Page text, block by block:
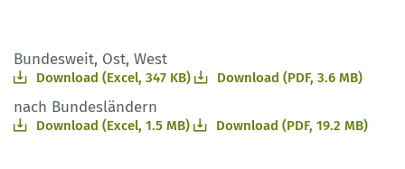
Bundesweit, Ost, West
Download (Excel, 347 KB) Download (PDF, 3.6 MB)
nach Bundesländern
Download (Excel, 1.5 MB) Download (PDF, 19.2 MB)